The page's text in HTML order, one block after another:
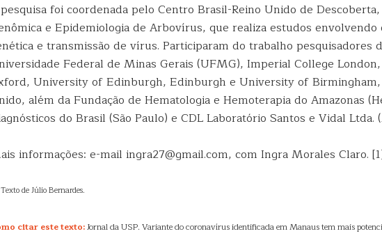
foi coordenada pelo Centro Brasil-Reino Unido de
e Epidemiologia de Arbovírus, que realiza estudos envolvendo
e transmissão de vírus. Participaram do trabalho pesquisadores
Federal de Minas Gerais (UFMG), Imperial College
University of Edinburgh, Edinburgh e University of Birmingham,
além da Fundação de Hematologia e Hemoterapia do Amazonas
do Brasil (São Paulo) e CDL Laboratório Santos e Vidal Ltda.
informações: e-mail ingra27@gmail.com, com Ingra Morales Claro.
de Júlio Bernardes.
citar este texto:Jornal da USP. Variante do coronavírus identificada em Manaus tem mais